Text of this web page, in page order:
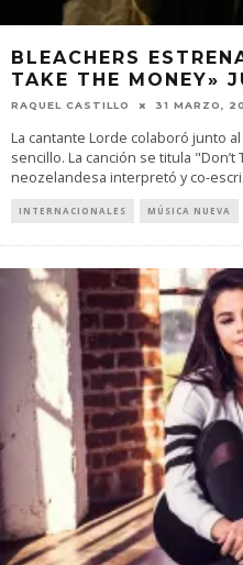
BLEACHERS
TAKE THE MONEY»
RAQUEL CASTILLO 31 MARZO,
La cantante Lorde colaboró junto
sencillo. La canción se titula
neozelandesa interpretó y co-escri
INTERNACIONALES MÚSICA NUEVA